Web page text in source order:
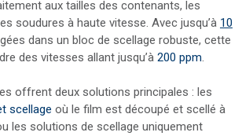
aux tailles des contenants, les
soudures à haute vitesse. Avec jusqu’à 10
dans un bloc de scellage robuste, cette
des vitesses allant jusqu’à 200 ppm.
offrent deux solutions principales : les
scellage où le film est découpé et scellé à
les solutions de scellage uniquement